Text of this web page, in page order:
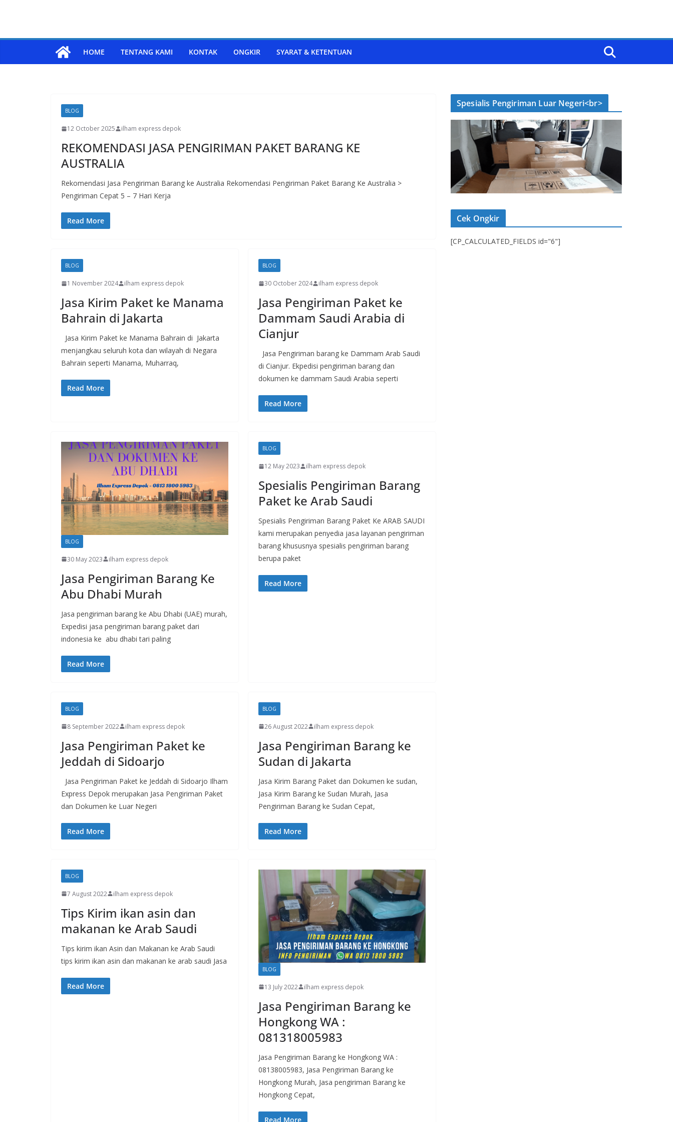
HOME TENTANG KAMI KONTAK ONGKIR SYARAT & KETENTUAN
BLOG
12 October 2025 ilham express depok
REKOMENDASI JASA PENGIRIMAN PAKET BARANG KE
AUSTRALIA
Rekomendasi Jasa Pengiriman Barang ke Australia Rekomendasi Pengiriman Paket Barang Ke Australia >
Pengiriman Cepat 5 – 7 Hari Kerja
Read More
BLOG
1 November 2024 ilham express depok
Jasa Kirim Paket ke Manama
Bahrain di Jakarta
Jasa Kirim Paket ke Manama Bahrain di Jakarta
menjangkau seluruh kota dan wilayah di Negara
Bahrain seperti Manama, Muharraq,
Read More
BLOG
30 October 2024 ilham express depok
Jasa Pengiriman Paket ke
Dammam Saudi Arabia di
Cianjur
Jasa Pengiriman barang ke Dammam Arab Saudi
di Cianjur. Ekpedisi pengiriman barang dan
dokumen ke dammam Saudi Arabia seperti
Read More
BLOG
30 May 2023 ilham express depok
Jasa Pengiriman Barang Ke
Abu Dhabi Murah
Jasa pengiriman barang ke Abu Dhabi (UAE) murah,
Expedisi jasa pengiriman barang paket dari
indonesia ke abu dhabi tari paling
Read More
BLOG
12 May 2023 ilham express depok
Spesialis Pengiriman Barang
Paket ke Arab Saudi
Spesialis Pengiriman Barang Paket Ke ARAB SAUDI
kami merupakan penyedia jasa layanan pengiriman
barang khususnya spesialis pengiriman barang
berupa paket
Read More
BLOG
8 September 2022 ilham express depok
Jasa Pengiriman Paket ke
Jeddah di Sidoarjo
Jasa Pengiriman Paket ke Jeddah di Sidoarjo Ilham
Express Depok merupakan Jasa Pengiriman Paket
dan Dokumen ke Luar Negeri
Read More
BLOG
26 August 2022 ilham express depok
Jasa Pengiriman Barang ke
Sudan di Jakarta
Jasa Kirim Barang Paket dan Dokumen ke sudan,
Jasa Kirim Barang ke Sudan Murah, Jasa
Pengiriman Barang ke Sudan Cepat,
Read More
BLOG
7 August 2022 ilham express depok
Tips Kirim ikan asin dan
makanan ke Arab Saudi
Tips kirim ikan Asin dan Makanan ke Arab Saudi
tips kirim ikan asin dan makanan ke arab saudi Jasa
Read More
BLOG
13 July 2022 ilham express depok
Jasa Pengiriman Barang ke
Hongkong WA :
081318005983
Jasa Pengiriman Barang ke Hongkong WA :
08138005983, Jasa Pengiriman Barang ke
Hongkong Murah, Jasa pengiriman Barang ke
Hongkong Cepat,
Read More
Spesialis Pengiriman Luar Negeri<br>
Cek Ongkir
[CP_CALCULATED_FIELDS id="6"]